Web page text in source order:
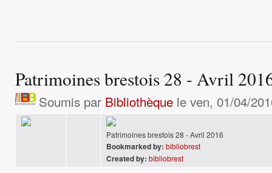
Patrimoines brestois 28 - Avril
Soumis par Bibliothèquele ven, 01/04/
Patrimoines brestois 28 - Avril 2016
Bookmarked by: bibliobrest
Created by: bibliobrest